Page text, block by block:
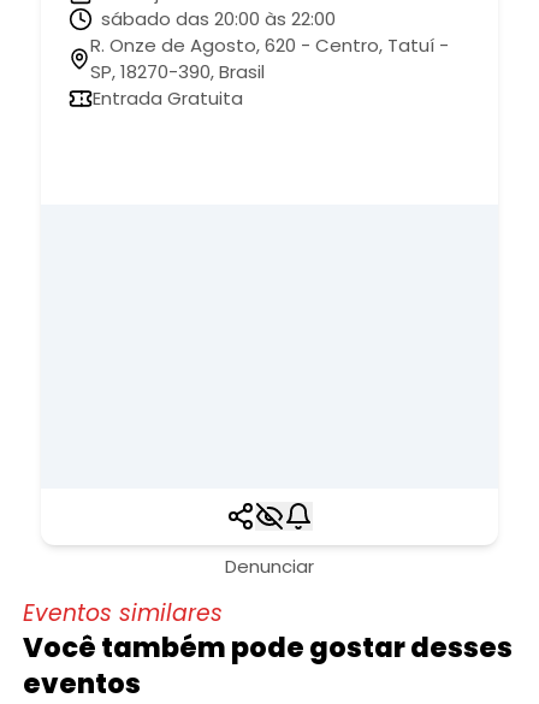
sábado das 20:00 às 22:00
R. Onze de Agosto, 620 - Centro, Tatuí -
SP, 18270-390, Brasil
Entrada Gratuita
Denunciar
Eventos similares
Você também pode gostar desses
eventos